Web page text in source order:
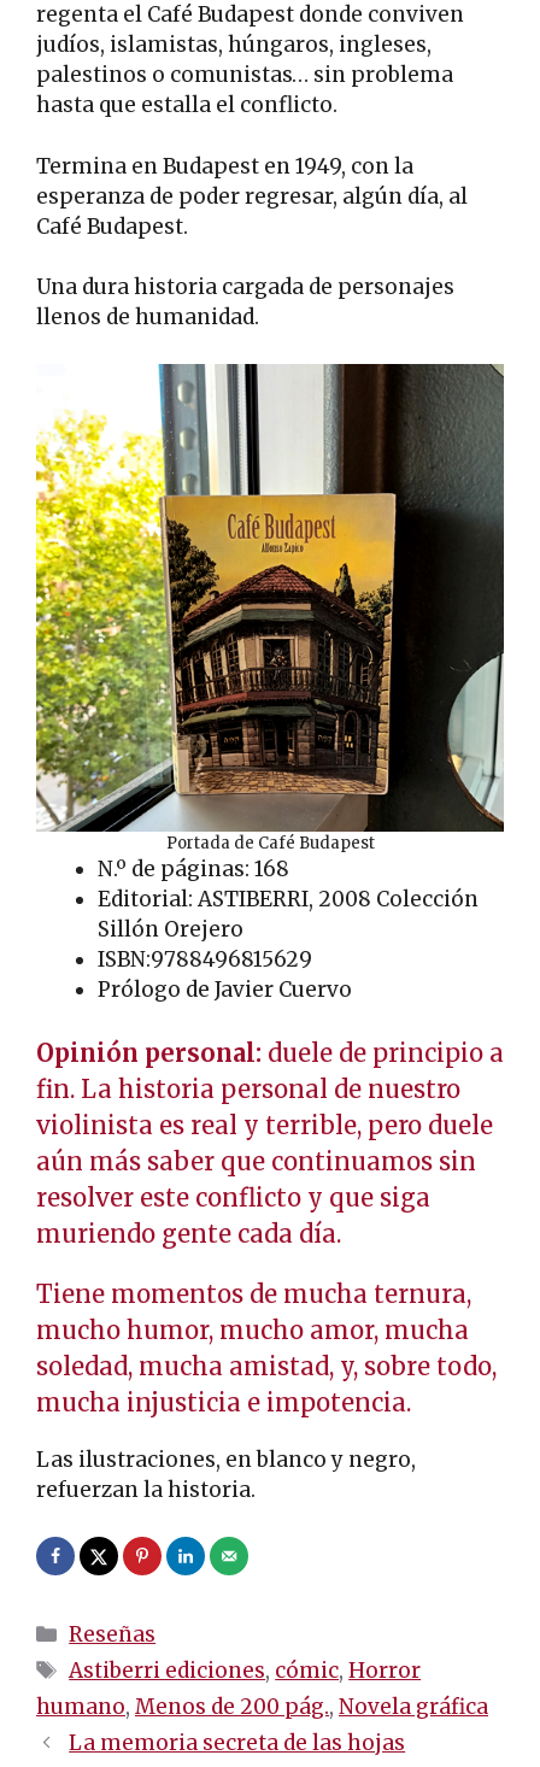
regenta el Café Budapest donde conviven
judíos, islamistas, húngaros, ingleses,
palestinos o comunistas… sin problema
hasta que estalla el conflicto.
Termina en Budapest en 1949, con la
esperanza de poder regresar, algún día, al
Café Budapest.
Una dura historia cargada de personajes
llenos de humanidad.
Portada de Café Budapest
N.º de páginas: 168
Editorial: ASTIBERRI, 2008 Colección
Sillón Orejero
ISBN:9788496815629
Prólogo de Javier Cuervo
Opinión personal: duele de principio a
fin. La historia personal de nuestro
violinista es real y terrible, pero duele
aún más saber que continuamos sin
resolver este conflicto y que siga
muriendo gente cada día.
Tiene momentos de mucha ternura,
mucho humor, mucho amor, mucha
soledad, mucha amistad, y, sobre todo,
mucha injusticia e impotencia.
Las ilustraciones, en blanco y negro,
refuerzan la historia.
Categorías
Reseñas
Etiquetas
Astiberri ediciones, cómic,Horror
humano, Menos de 200 pág., Novela gráfica
Navegación
La memoria secreta de las hojas